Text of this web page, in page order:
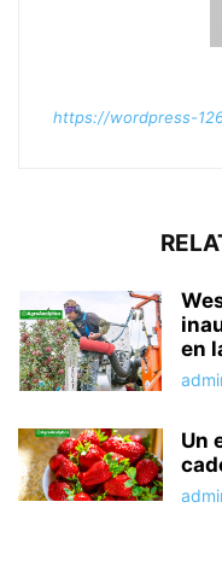
https://wordpress-
en
Un